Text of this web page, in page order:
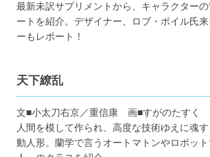
最新未訳サプリメントから、キャラクター
ートを紹介。デザイナー、ロブ・ボイル氏
ーもレポート！
天下繚乱
文■小太刀右京／重信康 画■すがのたすく
人間を模して作られ、高度な技術ゆえに魂
動人形。蘭学で言うオートマトンやロボッ